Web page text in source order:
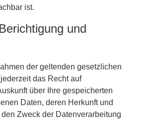
ist.
und
der geltenden gesetzlichen
das Recht auf
über Ihre gespeicherten
Daten, deren Herkunft und
Zweck der Datenverarbeitung